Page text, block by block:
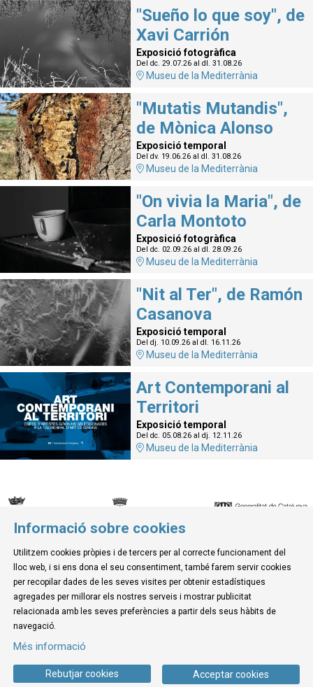
"Sueño lo que soy", de
Xavi Carrión
Exposició fotogràfica
Del dc. 29.07.26al dl. 31.08.26
Museu de la Mediterrània
"Mutatis Mutandis",
de Mònica Alonso
Exposició temporal
Del dv. 19.06.26al dl. 31.08.26
Museu de la Mediterrània
"On vivia la Maria", de
Carla Montoto
Exposició fotogràfica
Del dc. 02.09.26al dl. 28.09.26
Museu de la Mediterrània
"Nit al Ter", de Ramón
Casanova
Exposició temporal
Del dj. 10.09.26al dl. 16.11.26
Museu de la Mediterrània
Art Contemporani al
Territori
Exposició temporal
Del dc. 05.08.26al dj. 12.11.26
Museu de la Mediterrània
© Museu de la Mediterrània
C. d'Ullà, 27-31 | 17257 Torroella de Montgrí
Tel. 972 755 180 a/e: info@museudelamediterrania.cat
Sitemap |
Informació sobre cookies
Utilitzem cookies pròpies i de tercers per al correcte funcionament del
lloc web, i si ens dona el seu consentiment, també farem servir cookies
per recopilar dades de les seves visites per obtenir estadístiques
agregades per millorar els nostres serveis i mostrar publicitat
relacionada amb les seves preferències a partir dels seus hàbits de
navegació.
Més informació
Acceptar cookies
Rebutjar cookies